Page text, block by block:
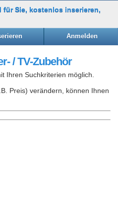
Anmelden
/ TV-Zubehör
Ihren Suchkriterien möglich.
Preis) verändern, können Ihnen